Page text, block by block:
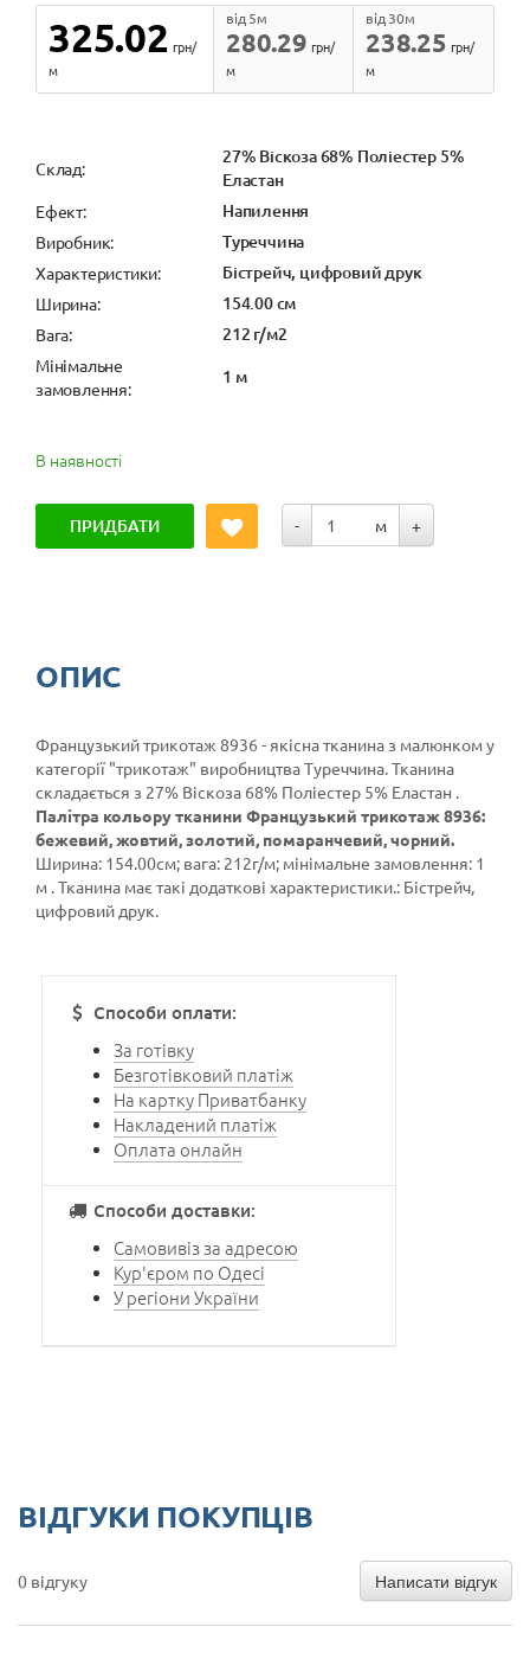
325.02 грн/
м
280.29
від 5м
грн/
м
238.25
від 30м
грн/
м
Cклад:
27% Віскоза 68% Поліестер 5%
Еластан
Ефект: Напилення
Виробник: Туреччина
Характеристики: Бістрейч, цифровий друк
Ширина: 154.00 см
Вага: 212 г/м2
Мінімальне
замовлення:
1 м
В наявності
ПРИДБАТИ - м +
ОПИС
Французький трикотаж 8936 - якісна тканина з малюнком у
категорії "трикотаж" виробництва Туреччина. Тканина
складається з 27% Віскоза 68% Поліестер 5% Еластан .
Палітра кольору тканини Французький трикотаж 8936:
бежевий, жовтий, золотий, помаранчевий, чорний.
Ширина: 154.00см; вага: 212г/м; мінімальне замовлення: 1
м . Тканина має такі додаткові характеристики.: Бістрейч,
цифровий друк.
Способи оплати:
За готівку
Безготівковий платіж
На картку Приватбанку
Накладений платіж
Оплата онлайн
Способи доставки:
Самовивіз за адресою
Кур'єром по Одесі
У регіони України
ВІДГУКИ ПОКУПЦІВ
0 відгуку Написати відгук